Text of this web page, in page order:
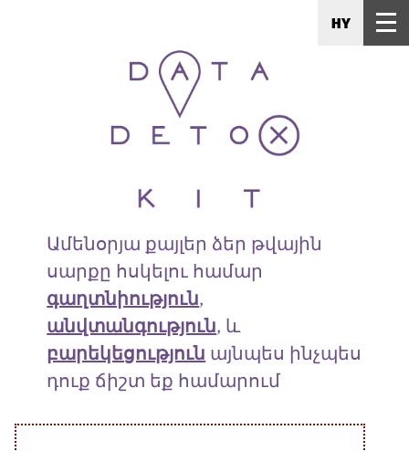
HY
Ամենօրյա քայլեր ձեր թվային
սարքը հսկելու համար
գաղտնիություն,
անվտանգություն, և
բարեկեցություն այնպես ինչպես
դուք ճիշտ եք համարում